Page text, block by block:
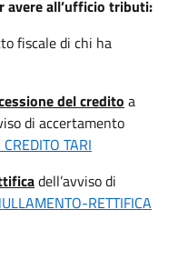
avere all’ufficio tributi:
fiscale di chi ha
del credito a
di accertamento
TARI
dell’avviso di
RETTIFICA